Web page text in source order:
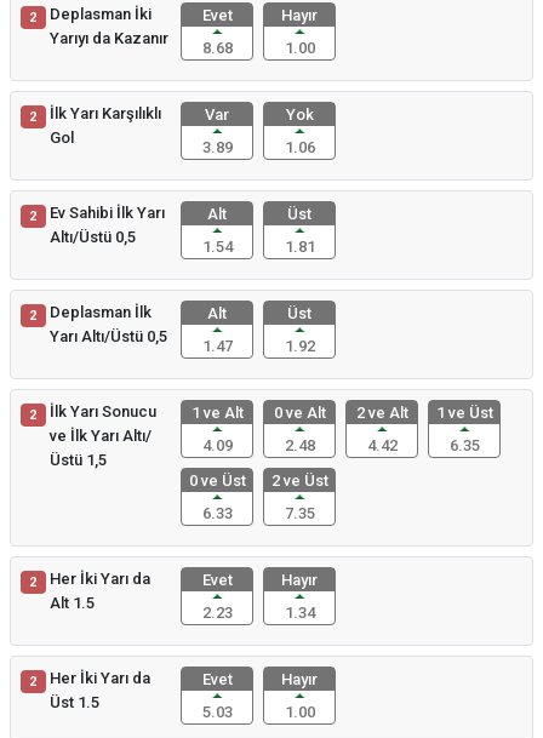
2
Deplasman İki
Yarıyı da Kazanır
Evet
8.68
Hayır
1.00
2
İlk Yarı Karşılıklı
Gol
Var
3.89
Yok
1.06
2
Ev Sahibi İlk Yarı
Altı/Üstü 0,5
Alt
1.54
Üst
1.81
2
Deplasman İlk
Yarı Altı/Üstü 0,5
Alt
1.47
Üst
1.92
2
İlk Yarı Sonucu
ve İlk Yarı Altı/
Üstü 1,5
1 ve Alt
4.09
0 ve Alt
2.48
2 ve Alt
4.42
1 ve Üst
6.35
0 ve Üst
6.33
2 ve Üst
7.35
2
Her İki Yarı da
Alt 1.5
Evet
2.23
Hayır
1.34
2
Her İki Yarı da
Üst 1.5
Evet
5.03
Hayır
1.00